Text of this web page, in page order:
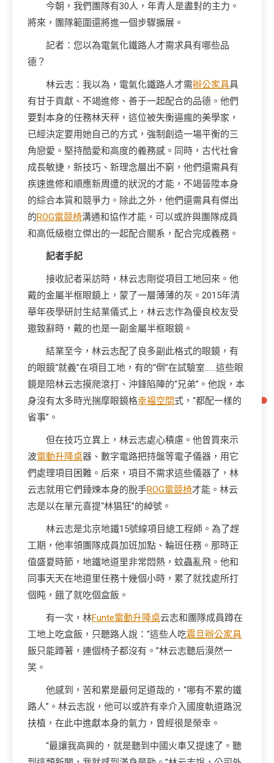
今朝，我們團隊有30人，年青人是盡對的主力。
將來，團隊範圍還將進一個步驟擴展。
記者：您以為電氣化鐵路人才需求具有哪些品
德？
林云志：我以為，電氣化鐵路人才需辦公家具具
有甘于貢獻、不竭進修、善于一起配合的品德。他們
要對本身的任務林天秤，這位被失衡逼瘋的美學家，
已經決定要用她自己的方式，強制創造一場平衡的三
角戀愛。堅持酷愛和高度的義務感。同時，古代社會
成長敏捷，新技巧、新理念層出不窮，他們還需具有
疾速進修和順應新周遭的狀況的才能，不竭晉陞本身
的綜合本質和競爭力。除此之外，他們還需具有傑出
的ROG電競椅溝通和協作才能，可以或許與團隊成員
和高低級樹立傑出的一起配合關系，配合完成義務。
記者手記
接收記者采訪時，林云志剛從項目工地回來。他
戴的金屬半框眼鏡上，蒙了一層薄薄的灰。2015年清
華年夜學研討生結業儀式上，林云志作為優良校友受
邀致辭時，戴的也是一副金屬半框眼鏡。
結業至今，林云志配了良多副此格式的眼鏡，有
的眼鏡“就義”在項目工地，有的“倒”在試驗室……這些眼
鏡是陪林云志摸爬滾打、沖鋒陷陣的“兄弟”。他說，本
身沒有太多時光揣摩眼鏡格幸福空間式，“都配一樣的
省事”。
但在技巧立異上，林云志處心積慮。他曾買來示
波電動升降桌器、數字電路把持盤等電子儀器，用它
們處理項目困難。后來，項目不需求這些儀器了，林
云志就用它們錘煉本身的脫手ROG電競椅才能。林云
志是以在單元喜提“林猖狂”的綽號。
林云志是北京地鐵15號線項目總工程師。為了趕
工期，他率領團隊成員加班加點、輪班任務。那時正
值盛夏時節，地鐵地道里非常悶熱，蚊蟲亂飛。他和
同事天天在地道里任務十幾個小時，累了就找處所打
個盹，餓了就吃個盒飯。
有一次，林Funte電動升降桌云志和團隊成員蹲在
工地上吃盒飯，只聽路人說：“這些人吃震旦辦公家具
飯只能蹲著，連個椅子都沒有。”林云志聽后漠然一
笑。
他感到，苦和累是最何足道哉的，“哪有不累的鐵
路人”。林云志說，他可以或許有幸介入國度軌道路況
扶植，在此中進獻本身的氣力，曾經很是榮幸。
“最讓我高興的，就是聽到中國火車又提速了。聽